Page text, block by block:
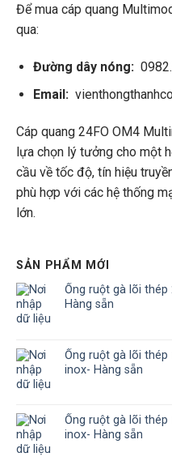
Để mua cáp quang
qua:
Đường dây nóng:
Email:
Cáp quang 24FO OM4
lựa chọn lý tưởng cho một
cầu về tốc độ, tín hiệu
phù hợp với các hệ thống
lớn.
SẢN PHẨM MỚI
Ống ruột gà lõi
Hàng sẵn
Ống ruột gà lõi
inox- Hàng sẵn
Ống ruột gà lõi
inox- Hàng sẵn